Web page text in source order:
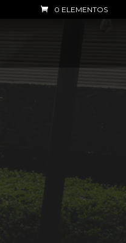
0 ELEMENTOS